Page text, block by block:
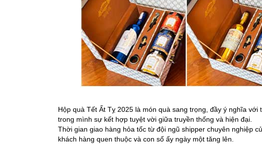
Hộp quà Tết Ất Tỵ 2025 là món quà sang trọng, đầy ý nghĩa
trong mình sự kết hợp tuyệt vời giữa truyền thống và hiện đại.
Thời gian giao hàng hỏa tốc từ đội ngũ shipper chuyên nghiệp
khách hàng quen thuộc và con số ấy ngày một tăng lên.